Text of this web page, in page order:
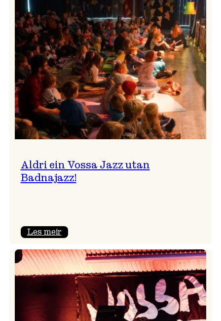
Band
Osasalen
Aldri ein Vossa Jazz utan
Badnajazz!
Les meir:
ein
Vossa
Jazz
utan
Badnajazz!